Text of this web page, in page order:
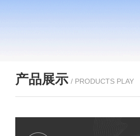
产品展示 / PRODUCTS PLAY